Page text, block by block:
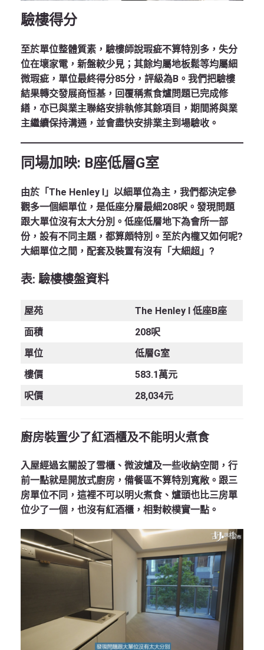
驗樓得分
至於單位整體質素，驗樓師說瑕疵不算特別多，失分
位在壞家電，新盤較少見；其餘均屬地板鬆等均屬細
微瑕疵，單位最終得分85分，評級為B。我們把驗樓
結果轉交發展商恒基，回覆稱煮食爐問題已完成修
繕，亦已與業主聯絡安排執修其餘項目，期間將與業
主繼續保持溝通，並會盡快安排業主到場驗收。
同場加映: B座低層G室
由於「The Henley I」以細單位為主，我們都決定參
觀多一個細單位，是低座分層最細208呎。發現問題
跟大單位沒有太大分別。低座低層地下為會所一部
份，設有不同主題，都算頗特別。至於內櫳又如何呢?
大細單位之間，配套及裝置有沒有「大細超」?
表: 驗樓樓盤資料
屋苑
The Henley I 低座B座
面積
208呎
單位
低層G室
樓價
583.1萬元
呎價
28,034元
廚房裝置少了紅酒櫃及不能明火煮食
入屋經過玄關設了雪櫃、微波爐及一些收納空間，行
前一點就是開放式廚房，備餐區不算特別寬敞。跟三
房單位不同，這裡不可以明火煮食、爐頭也比三房單
位少了一個，也沒有紅酒櫃，相對較樸實一點。